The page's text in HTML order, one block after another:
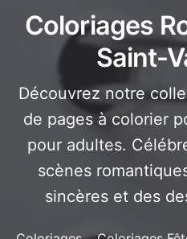
Coloriages
Saint-
Découvrez notre
de pages à colorier
pour adultes.
scènes
sincères et des